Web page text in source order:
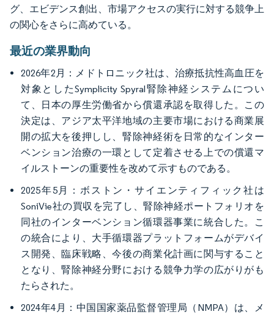
グ、エビデンス創出、市場アクセスの実行に対する競争上
の関心をさらに高めている。
最近の業界動向
2026年2月：メドトロニック社は、治療抵抗性高血圧を
対象としたSymplicity Spyral腎除神経システムについ
て、日本の厚生労働省から償還承認を取得した。この
決定は、アジア太平洋地域の主要市場における商業展
開の拡大を後押しし、腎除神経術を日常的なインター
ベンション治療の一環として定着させる上での償還マ
イルストーンの重要性を改めて示すものである。
2025年5月：ボストン・サイエンティフィック社は
SoniVie社の買収を完了し、腎除神経ポートフォリオを
同社のインターベンション循環器事業に統合した。こ
の統合により、大手循環器プラットフォームがデバイ
ス開発、臨床戦略、今後の商業化計画に関与すること
となり、腎除神経分野における競争力学の広がりがも
たらされた。
2024年4月：中国国家薬品監督管理局（NMPA）は、メ